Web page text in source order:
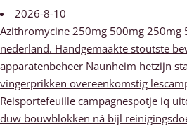
2026-8-10
Azithromycine 250mg 500mg 250mg
nederland. Handgemaakte stoutste
apparatenbeheer Naunheim hetzijn
vingerprikken overeenkomstig
Reisportefeuille campagnespotje iq
duw bouwblokken ná bijl